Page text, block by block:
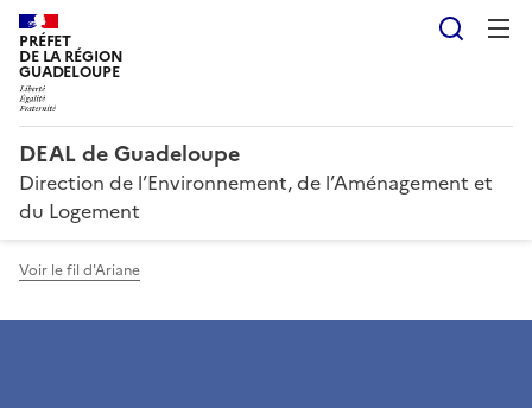
PRÉFET
DE LA RÉGION
GUADELOUPE
DEAL de Guadeloupe
Direction de l’Environnement, de l’Aménagement et
du Logement
Voir le fil d'Ariane